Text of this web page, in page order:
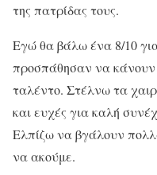
της πατρίδας τους.
Εγώ θα βάλω ένα 8/10
προσπάθησαν να κάνουν
ταλέντο. Στέλνω τα
και ευχές για καλή
Ελπίζω να βγάλουν
να ακούμε.